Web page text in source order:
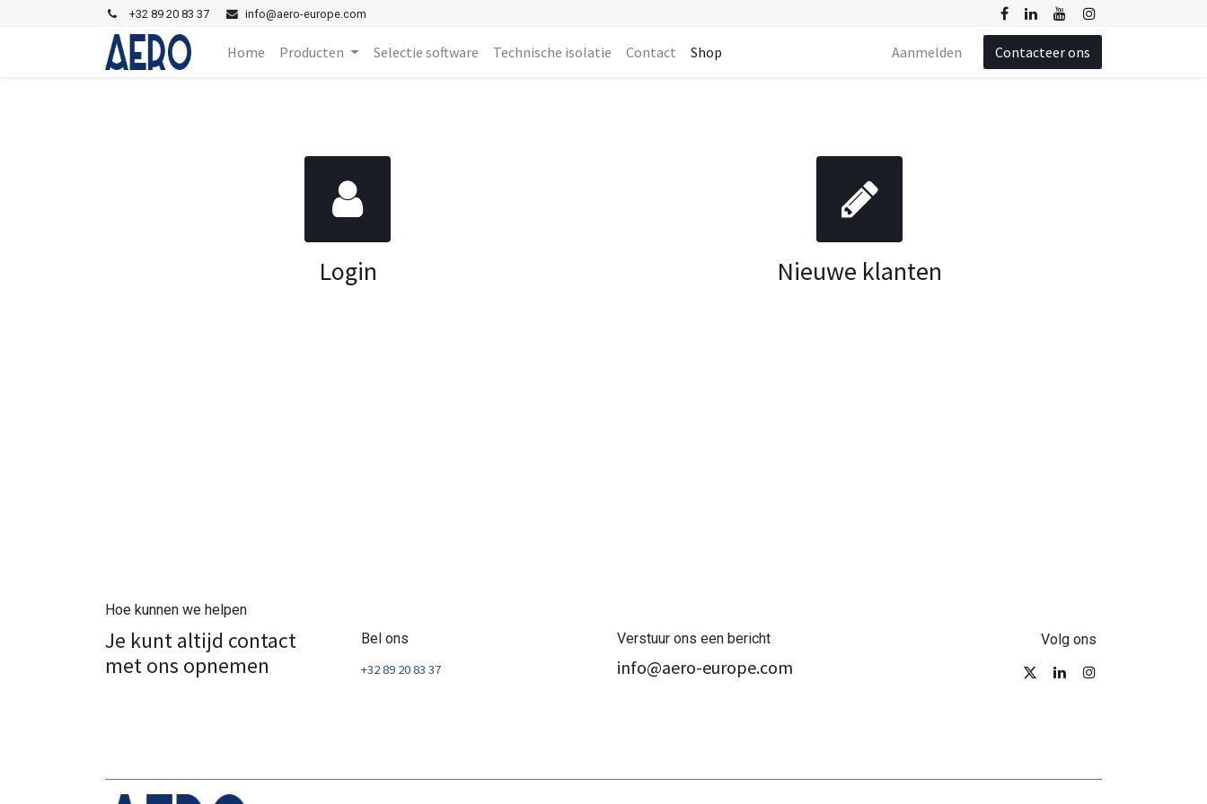
+32 89 20 83 37 info@aero-europe.com
Home Producten Selectie software Technische isolatie Contact Shop Aanmelden Contacteer ons
Login Nieuwe klanten
Hoe kunnen we helpen
Je kunt altijd contact
met ons opnemen
Bel ons
+32 89 20 83 37
Verstuur ons een bericht
info@aero-europe.com
Volg ons